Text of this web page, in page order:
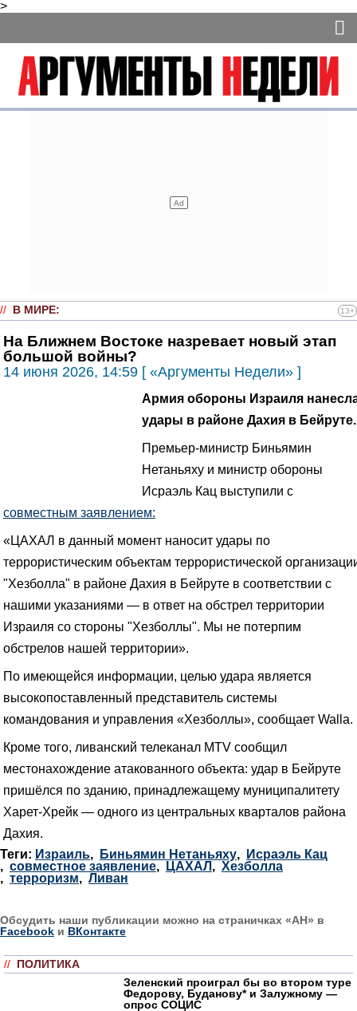
>
// В МИРЕ: 13+
На Ближнем Востоке назревает новый этап
большой войны?
14 июня 2026, 14:59 [ «Аргументы Недели» ]
Армия обороны Израиля
удары в районе Дахия в Бейруте.
Премьер-министр Биньямин
Нетаньяху и министр обороны
Исраэль Кац выступили с
совместным заявлением:
«ЦАХАЛ в данный момент наносит удары по
террористическим объектам террористической
"Хезболла" в районе Дахия в Бейруте в соответствии с
нашими указаниями — в ответ на обстрел территории
Израиля со стороны "Хезболлы". Мы не потерпим
обстрелов нашей территории».
По имеющейся информации, целью удара является
высокопоставленный представитель системы
командования и управления «Хезболлы», сообщает Walla.
Кроме того, ливанский телеканал MTV сообщил
местонахождение атакованного объекта: удар в Бейруте
пришёлся по зданию, принадлежащему муниципалитету
Харет-Хрейк — одного из центральных кварталов района
Дахия.
Теги: Израиль, Биньямин Нетаньяху,
Исраэль Кац
, совместное заявление, ЦАХАЛ , Хезболла
, терроризм, Ливан
Обсудить наши публикации можно на страничках «АН» в
Facebook и ВКонтакте
// ПОЛИТИКА
Зеленский проиграл бы во втором туре
Федорову, Буданову* и Залужному —
опрос СОЦИС